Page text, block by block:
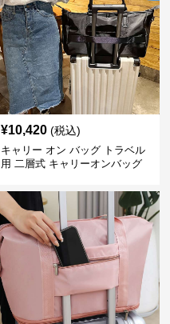
¥10,420 (税込)
キャリー オン バッグ トラベル
用 二層式 キャリーオンバッグ